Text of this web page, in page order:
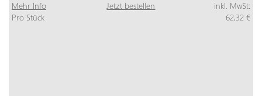
Mehr Info Jetzt bestellen
inkl. MwSt:
Pro Stück
62,32 €